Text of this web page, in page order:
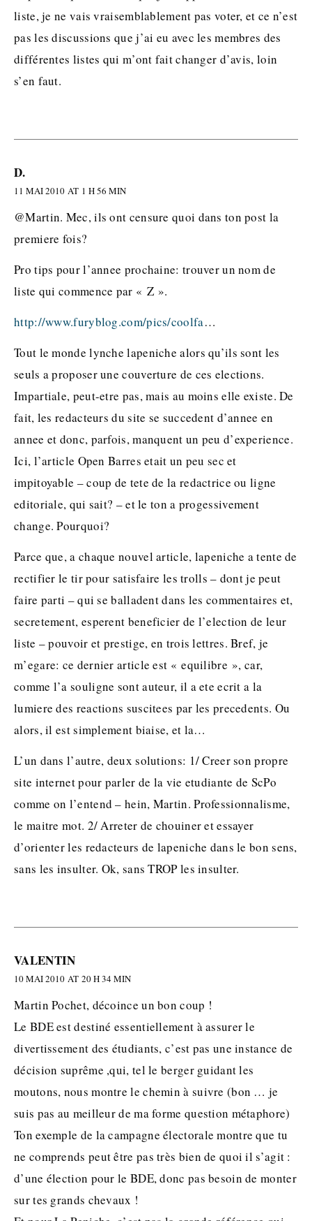
liste, je ne vais vraisemblablement pas voter, et ce n’est
pas les discussions que j’ai eu avec les membres des
différentes listes qui m’ont fait changer d’avis, loin
s’en faut.
D.
11 MAI 2010 AT 1 H 56 MIN
@Martin. Mec, ils ont censure quoi dans ton post la
premiere fois?
Pro tips pour l’annee prochaine: trouver un nom de
liste qui commence par « Z ».
http://www.furyblog.com/pics/coolfa…
Tout le monde lynche lapeniche alors qu’ils sont les
seuls a proposer une couverture de ces elections.
Impartiale, peut-etre pas, mais au moins elle existe. De
fait, les redacteurs du site se succedent d’annee en
annee et donc, parfois, manquent un peu d’experience.
Ici, l’article Open Barres etait un peu sec et
impitoyable – coup de tete de la redactrice ou ligne
editoriale, qui sait? – et le ton a progessivement
change. Pourquoi?
Parce que, a chaque nouvel article, lapeniche a tente de
rectifier le tir pour satisfaire les trolls – dont je peut
faire parti – qui se balladent dans les commentaires et,
secretement, esperent beneficier de l’election de leur
liste – pouvoir et prestige, en trois lettres. Bref, je
m’egare: ce dernier article est « equilibre », car,
comme l’a souligne sont auteur, il a ete ecrit a la
lumiere des reactions suscitees par les precedents. Ou
alors, il est simplement biaise, et la…
L’un dans l’autre, deux solutions: 1/ Creer son propre
site internet pour parler de la vie etudiante de ScPo
comme on l’entend – hein, Martin. Professionnalisme,
le maitre mot. 2/ Arreter de chouiner et essayer
d’orienter les redacteurs de lapeniche dans le bon sens,
sans les insulter. Ok, sans TROP les insulter.
VALENTIN
10 MAI 2010 AT 20 H 34 MIN
Martin Pochet, décoince un bon coup !
Le BDE est destiné essentiellement à assurer le
divertissement des étudiants, c’est pas une instance de
décision suprême ,qui, tel le berger guidant les
moutons, nous montre le chemin à suivre (bon … je
suis pas au meilleur de ma forme question métaphore)
Ton exemple de la campagne électorale montre que tu
ne comprends peut être pas très bien de quoi il s’agit :
d’une élection pour le BDE, donc pas besoin de monter
sur tes grands chevaux !